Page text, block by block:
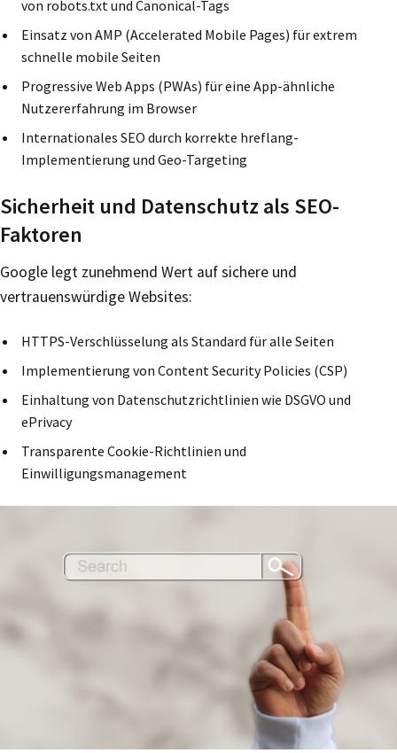
von robots.txt und Canonical-Tags
Einsatz von AMP (Accelerated Mobile Pages) für extrem
schnelle mobile Seiten
Progressive Web Apps (PWAs) für eine App-ähnliche
Nutzererfahrung im Browser
Internationales SEO durch korrekte hreflang-
Implementierung und Geo-Targeting
Sicherheit und Datenschutz als SEO-
Faktoren
Google legt zunehmend Wert auf sichere und
vertrauenswürdige Websites:
HTTPS-Verschlüsselung als Standard für alle Seiten
Implementierung von Content Security Policies (CSP)
Einhaltung von Datenschutzrichtlinien wie DSGVO und
ePrivacy
Transparente Cookie-Richtlinien und
Einwilligungsmanagement